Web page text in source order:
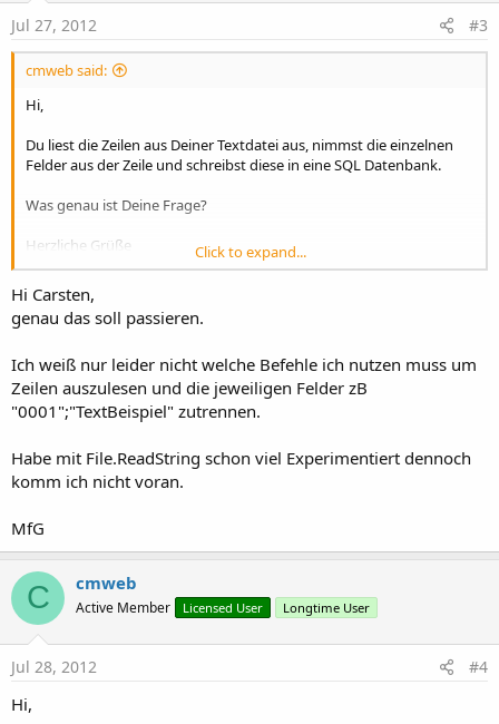
Jul 27, 2012 #3
cmweb said:
Hi,
Du liest die Zeilen aus Deiner Textdatei aus, nimmst die einzelnen
Felder aus der Zeile und schreibst diese in eine SQL Datenbank.
Was genau ist Deine Frage?
Herzliche Grüße
Carsten
Click to expand...
Hi Carsten,
genau das soll passieren.
Ich weiß nur leider nicht welche Befehle ich nutzen muss um
Zeilen auszulesen und die jeweiligen Felder zB
"0001";"TextBeispiel" zutrennen.
Habe mit File.ReadString schon viel Experimentiert dennoch
komm ich nicht voran.
MfG
C cmweb
Active Member Licensed User Longtime User
Jul 28, 2012 #4
Hi,